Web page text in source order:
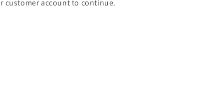
customer account to continue.